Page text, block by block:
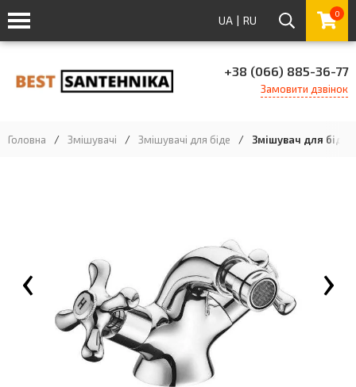
UA | RU 0
+38 (066) 885-36-77
Замовити дзвінок
Головна / Змішувачі / Змішувачі для біде / Змішувач для біде
‹ ›